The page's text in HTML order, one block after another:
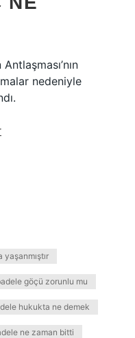
nedeniyle
göçü zorunlu mu
hukukta ne demek
ne zaman bitti